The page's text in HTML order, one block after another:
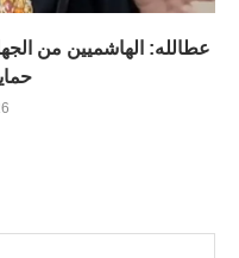
عطالله: الهاشميين من